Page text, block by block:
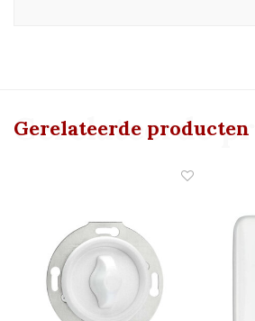
Gerelateerde producten
Gerelateerde